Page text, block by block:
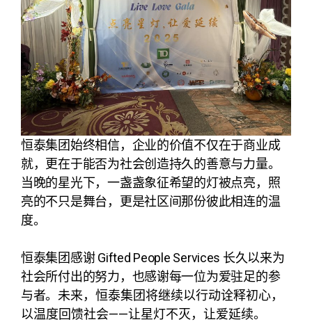
恒泰集团始终相信，企业的价值不仅在于商业成
就，更在于能否为社会创造持久的善意与力量。
当晚的星光下，一盏盏象征希望的灯被点亮，照
亮的不只是舞台，更是社区间那份彼此相连的温
度。
恒泰集团感谢 Gifted People Services 长久以来为
社会所付出的努力，也感谢每一位为爱驻足的参
与者。 未来，恒泰集团将继续以行动诠释初心，
以温度回馈社会——让星灯不灭，让爱延续。